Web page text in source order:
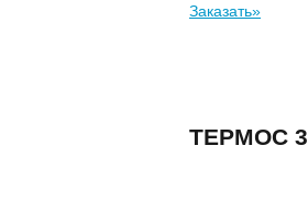
Заказать»
ТЕРМОС